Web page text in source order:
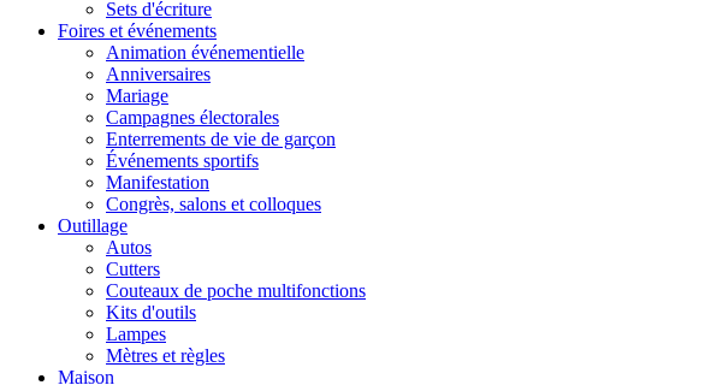
Sets d'écriture
Foires et événements
Animation événementielle
Anniversaires
Mariage
Campagnes électorales
Enterrements de vie de garçon
Événements sportifs
Manifestation
Congrès, salons et colloques
Outillage
Autos
Cutters
Couteaux de poche multifonctions
Kits d'outils
Lampes
Mètres et règles
Maison